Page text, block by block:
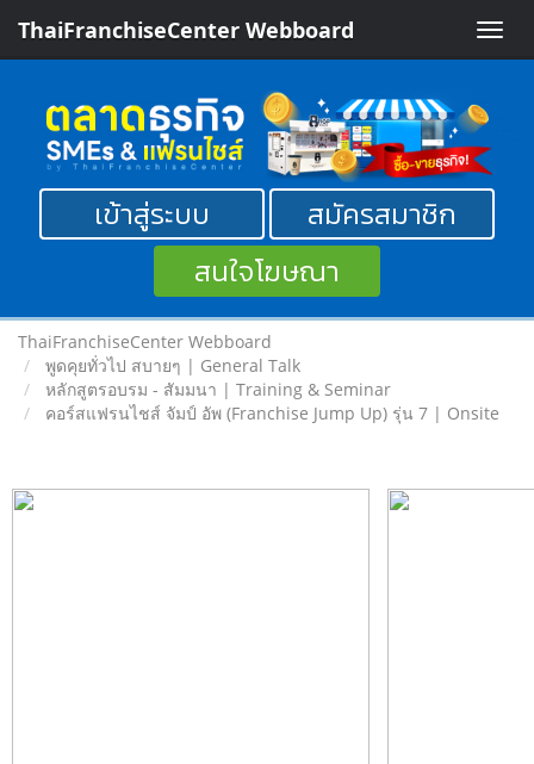
Toggle
ThaiFranchiseCenter Webboard
เข้าสู่ระบบ
สมัครสมาชิก
สนใจโฆษณา
ThaiFranchiseCenter Webboard
พูดคุยทั่วไป สบายๆ | General Talk
หลักสูตรอบรม - สัมมนา | Training & Seminar
คอร์สแฟรนไชส์ จัมป์ อัพ (Franchise Jump Up) รุ่น 7 | Onsite